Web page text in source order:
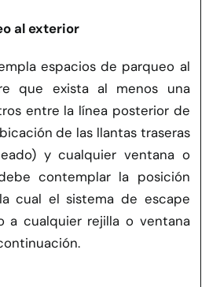
al exterior
espacios de parqueo al
que exista al menos una
entre la línea posterior de
de las llantas traseras
y cualquier ventana o
contemplar la posición
cual el sistema de escape
a cualquier rejilla o ventana